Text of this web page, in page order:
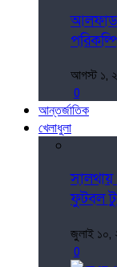
আগস্ট ১,
0
আন্তর্জাতিক
খেলাধুলা
ফুটবল
জুলাই ১০,
0